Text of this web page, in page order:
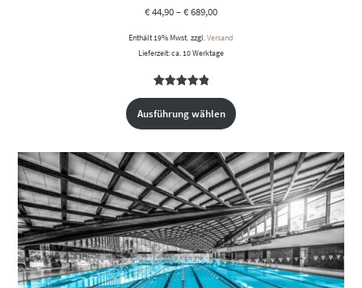
€44,90–€689,00
Enthält 19% Mwst. zzgl. Versand
Lieferzeit: ca. 10 Werktage
mit5.00
von 5,
auf
Kundenbewertung
Ausführung wählen